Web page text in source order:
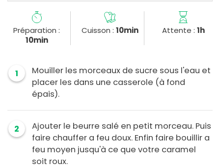
Préparation :
10min
Cuisson : 10min Attente : 1h
1
Mouiller les morceaux de sucre sous l'eau et
placer les dans une casserole (à fond
épais).
2
Ajouter le beurre salé en petit morceau. Puis
faire chauffer a feu doux. Enfin faire bouillir a
feu moyen jusqu'à ce que votre caramel
soit roux.